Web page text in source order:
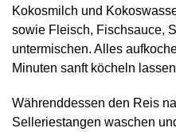
Kokosmilch und
sowie Fleisch, Fischsauce,
untermischen. Alles
Minuten sanft köcheln
Währenddessen den Reis
Selleriestangen waschen